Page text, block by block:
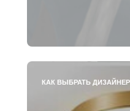
КАК ВЫБРАТЬ